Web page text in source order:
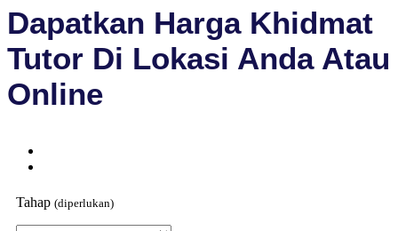
Dapatkan Harga Khidmat
Tutor Di Lokasi Anda Atau
Online
Tahap (diperlukan)